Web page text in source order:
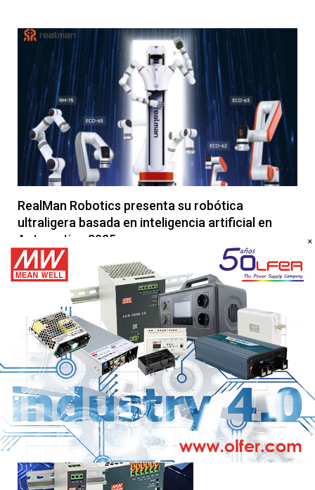
RealMan Robotics presenta su robótica
ultraligera basada en inteligencia artificial en
Automatica 2025
18 DE JULIO DE 2025
Redefinir la automatización industrial con precisión, agilidad e
inteligencia colaborativa RealMan Intelligent Technology,
líder mundial en soluciones robóticas humanoides y…
×